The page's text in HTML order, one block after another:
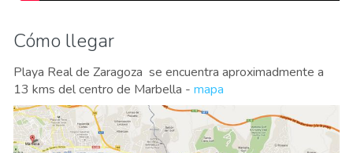
Cómo llegar
Playa Real de Zaragoza se encuentra aproximadmente a
13 kms del centro de Marbella - mapa